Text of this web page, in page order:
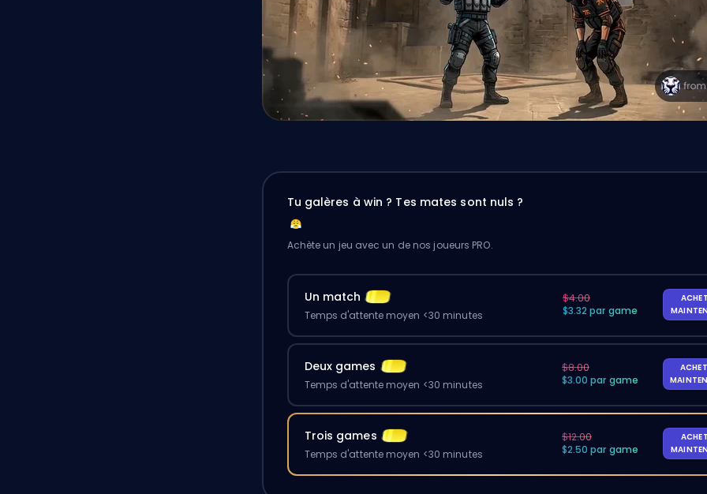
Tu galères à win ? Tes mates sont nuls ?
Achète un jeu avec un de nos joueurs PRO.
Un match
Temps d'attente moyen <30 minutes
$4.00
$3.32 par game
Deux games
Temps d'attente moyen <30 minutes
$8.00
$3.00 par game
Trois games
Temps d'attente moyen <30 minutes
$12.00
$2.50 par game